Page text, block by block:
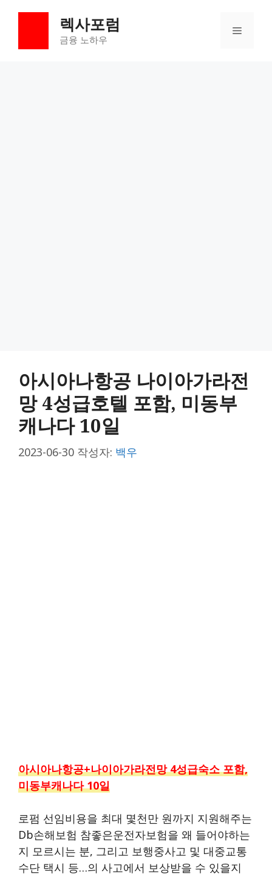
렉사포럼
금융 노하우
메
아시아나항공 나이아가라전
망 4성급호텔 포함, 미동부
캐나다 10일
2023-06-30 작성자: 백우
아시아나항공+나이아가라전망 4성급숙소 포함,
미동부캐나다 10일
로펌 선임비용을 최대 몇천만 원까지 지원해주는
Db손해보험 참좋은운전자보험을 왜 들어야하는
지 모르시는 분, 그리고 보행중사고 및 대중교통
수단 택시 등…의 사고에서 보상받을 수 있을지